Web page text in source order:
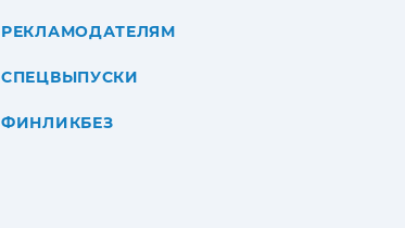
РЕКЛАМОДАТЕЛЯМ
СПЕЦВЫПУСКИ
ФИНЛИКБЕЗ